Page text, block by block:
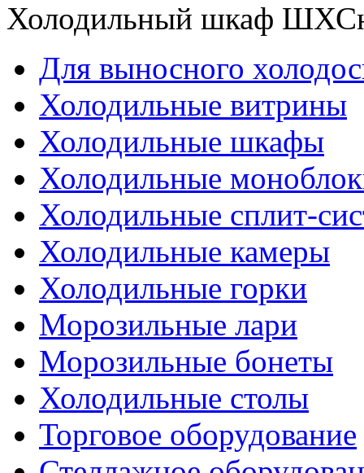
Холодильный шкаф
Для выносного
Холодильные витрины
Холодильные шкафы
Холодильные
Холодильные сплит-
Холодильные камеры
Холодильные горки
Морозильные лари
Морозильные бонеты
Холодильные столы
Торговое оборудование